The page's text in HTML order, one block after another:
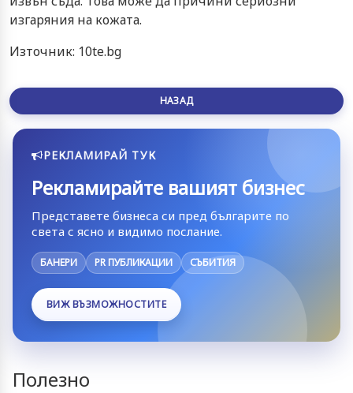
изгаряния на кожата.
Източник: 10te.bg
НАЗАД
РЕКЛАМИРАЙ ТУК
Рекламирайте вашият бизнес
Представете бизнеса си пред българите по
света с ясно и видимо послание.
БАНЕРИ PR ПУБЛИКАЦИИ СЪБИТИЯ
ВИЖ ВЪЗМОЖНОСТИТЕ
Полезно